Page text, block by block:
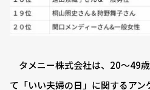
タメニー株式会社は、20～49
て「いい夫婦の日」に関するア